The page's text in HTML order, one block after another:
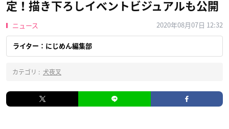
定！描き下ろしイベントビジュアルも公開
ニュース 2020年08月07日 12:32
ライター：にじめん編集部
カテゴリ : 犬夜叉